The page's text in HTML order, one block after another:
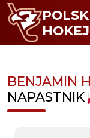
HOKEJ
BENJAMIN
NAPASTNIK